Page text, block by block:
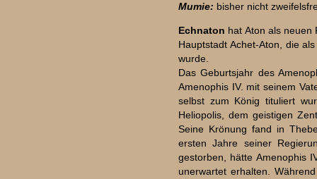
Mumie: bisher nicht
Echnaton hat Aton als neuen
Hauptstadt Achet-Aton, die
wurde.
Das Geburtsjahr des
Amenophis IV. mit seinem
selbst zum König tituliert
Heliopolis, dem geistigen
Seine Krönung fand in
ersten Jahre seiner
gestorben, hätte Amenophis
unerwartet erhalten.